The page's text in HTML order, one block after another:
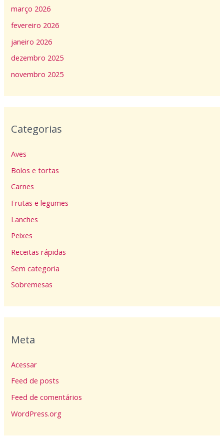
março 2026
fevereiro 2026
janeiro 2026
dezembro 2025
novembro 2025
Categorias
Aves
Bolos e tortas
Carnes
Frutas e legumes
Lanches
Peixes
Receitas rápidas
Sem categoria
Sobremesas
Meta
Acessar
Feed de posts
Feed de comentários
WordPress.org